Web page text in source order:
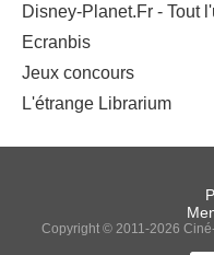
Disney-Planet.Fr - Tout
Ecranbis
Jeux concours
L'étrange Librarium
Copyright © 2011-2026